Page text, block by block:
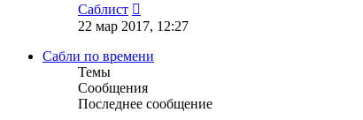
Саблист
к
сообщению
22 мар 2017, 12:27
Сабли по времени
Темы
Сообщения
Последнее сообщение